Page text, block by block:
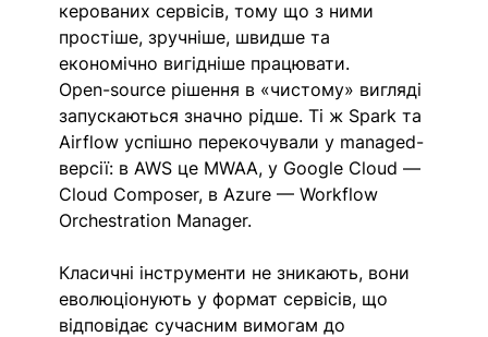
керованих сервісів, тому що з ними
простіше, зручніше, швидше та
економічно вигідніше працювати.
Open-source рішення в «чистому» вигляді
запускаються значно рідше. Ті ж Spark та
Airflow успішно перекочували у managed-
версії: в AWS це MWAA, у Google Cloud —
Cloud Composer, в Azure — Workflow
Orchestration Manager.
Класичні інструменти не зникають, вони
еволюціонують у формат сервісів, що
відповідає сучасним вимогам до